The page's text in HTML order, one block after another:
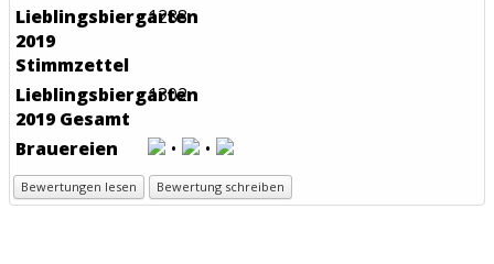
Lieblingsbiergarten
2019
Stimmzettel
1288
Lieblingsbiergarten
2019 Gesamt
1302
Brauereien
Bewertungen lesen Bewertung schreiben